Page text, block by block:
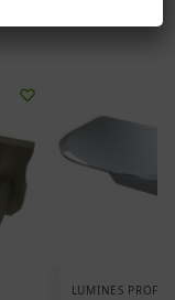
LUMINES